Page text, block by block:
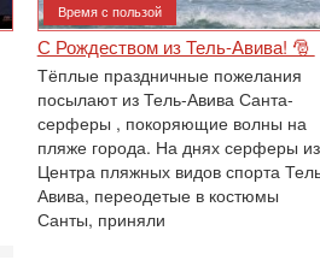
Время с пользой
С Рождеством из Тель-Авива! 🎅
Тёплые праздничные пожелания
посылают из Тель-Авива Санта-
серферы , покоряющие волны на
пляже города. На днях серферы из
Центра пляжных видов спорта
Авива, переодетые в костюмы
Санты, приняли